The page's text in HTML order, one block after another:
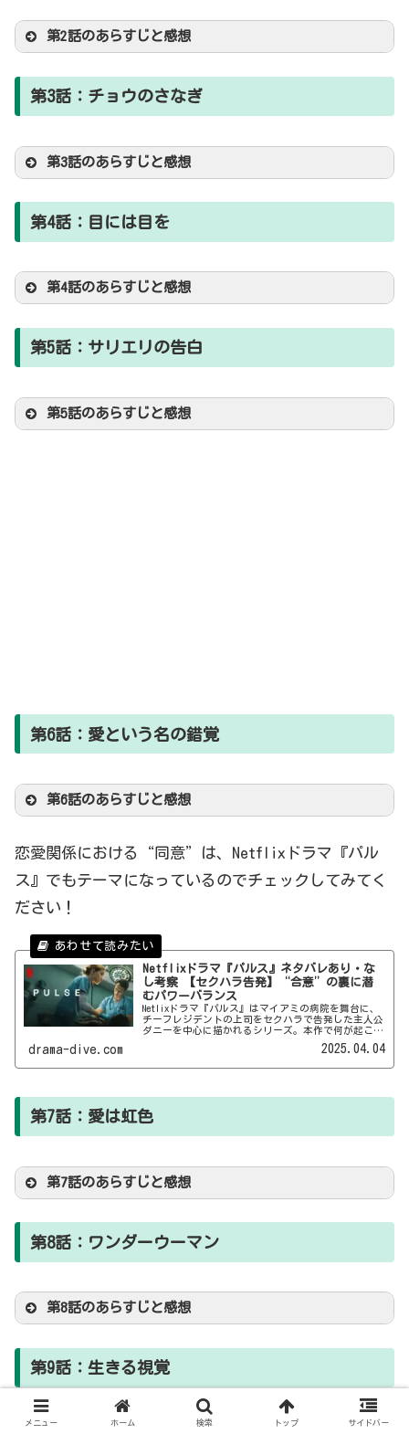
第2話のあらすじと感想
【あらすじ】
ヒョミンはお茶の途中で恋人ソン
チャンから突然プロポーズされるが、聴覚障害を
持つ双子の妹の存在を告げると、外見と家柄を重
＆ソ法律事務所」は、報道回避と口外禁止を条件
に和解に応じる。さらにソクフンは、1億ウォンの
賠償を勝ち取る。
トしていると耳にしてその場へ赴き、手話で別れ
を告げる。
第3話：チョウのさなぎ
第3話のあらすじと感想
第4話：目には目を
第4話のあらすじと感想
第5話：サリエリの告白
第5話のあらすじと感想
第6話：愛という名の錯覚
第6話のあらすじと感想
恋愛関係における“同意”は、Netflixドラマ『パル
ス』でもテーマになっているのでチェックしてみてく
ださい！
Netflixドラマ『パルス』ネタバレあり・な
し考察 【セクハラ告発】“合意”の裏に潜
むパワーバランス
Netlixドラマ『パルス』はマイアミの病院を舞台に、
チーフレジデントの上司をセクハラで告発した主人公
ダニーを中心に描かれるシリーズ。本作で何が起こる
のか、キャストやあらすじなどネタバレあり・なしで
drama-dive.com 2025.04.04
第7話：愛は虹色
第7話のあらすじと感想
第8話：ワンダーウーマン
第8話のあらすじと感想
第9話：生きる視覚
メニュー ホーム 検索 トップ サイドバー